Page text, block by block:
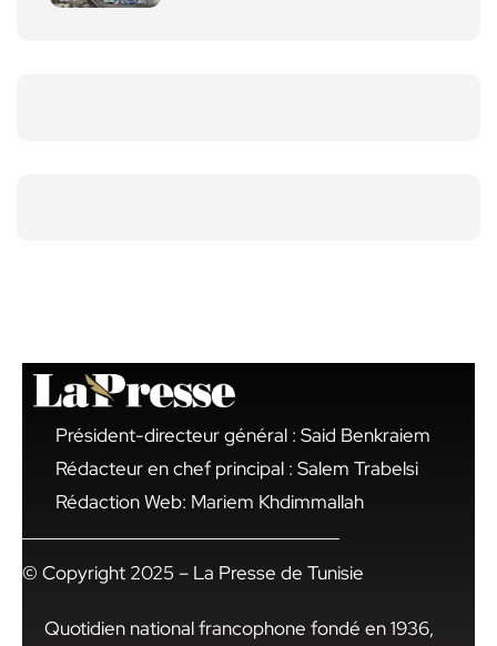
Président-directeur général : Said Benkraiem
Rédacteur en chef principal : Salem Trabelsi
Rédaction Web: Mariem Khdimmallah
© Copyright 2025 – La Presse de Tunisie
Quotidien national francophone fondé en 1936,